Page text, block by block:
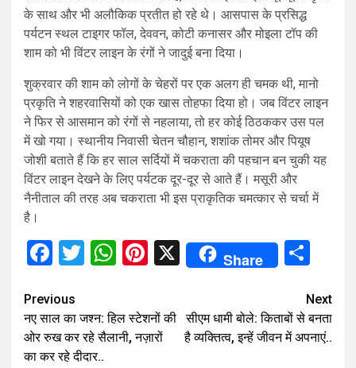
के साथ और भी अलौकिक प्रतीत हो रहे थे। आसपास के प्रसिद्ध
पर्यटन स्थल टाइगर फॉल, देववन, कोटी कनासर और मोइला टॉप की
शाम को भी विंटर लाइन के रंगों ने जादुई बना दिया।
शुक्रवार की शाम को लोगों के चेहरों पर एक अलग ही चमक थी, मानो
प्रकृति ने शहरवासियों को एक खास तोहफा दिया हो। जब विंटर लाइन
ने फिर से आसमान को रंगों से नहलाया, तो हर कोई ठिठककर उस पल
में खो गया। स्थानीय निवासी चेतन चौहान, शशांक तोमर और पियूष
जोशी बताते हैं कि हर साल सर्दियों में चकराता की पहचान बन चुकी यह
विंटर लाइन देखने के लिए पर्यटक दूर-दूर से आते हैं। मसूरी और
नैनीताल की तरह अब चकराता भी इस प्राकृतिक चमत्कार से चर्चा में
है।
Facebook
Twitter
WhatsApp
Pinterest
X Share
Continue
Reading
Previous
नए साल का जश्न: हिल स्टेशनों की
ओर रुख कर रहे सैलानी, नज़ारों
का कर रहे दीदार..
Next
सीएम धामी बोले: किताबों से बनता
है व्यक्तित्व, इन्हें जीवन में अपनाएं..